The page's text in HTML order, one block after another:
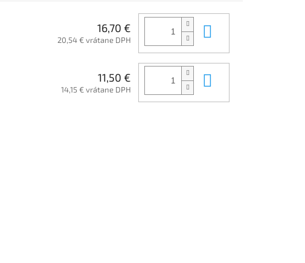
16,70 €
20,54 € vrátane DPH
11,50 €
14,15 € vrátane DPH